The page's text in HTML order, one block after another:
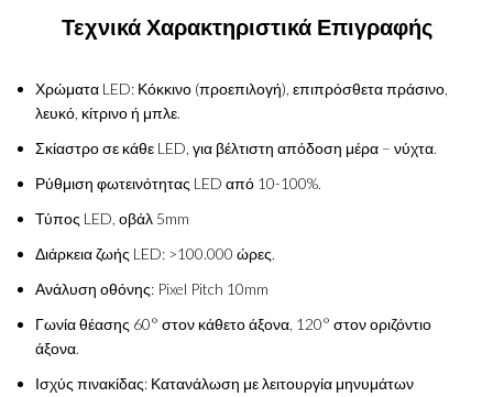
Τεχνικά Χαρακτηριστικά Επιγραφής
Χρώματα LED: Κόκκινο (προεπιλογή), επιπρόσθετα πράσινο,
λευκό, κίτρινο ή μπλε.
Σκίαστρο σε κάθε LED, για βέλτιστη απόδοση μέρα – νύχτα.
Ρύθμιση φωτεινότητας LED από 10-100%.
Τύπος LED, οβάλ 5mm
Διάρκεια ζωής LED: >100.000 ώρες.
Ανάλυση οθόνης: Pixel Pitch 10mm
Γωνία θέασης 60° στον κάθετο άξονα, 120° στον οριζόντιο
άξονα.
Ισχύς πινακίδας: Κατανάλωση με λειτουργία μηνυμάτων